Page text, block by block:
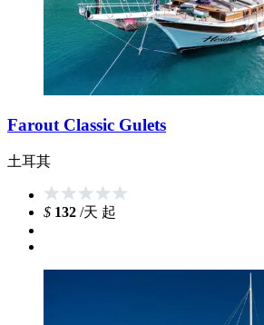
Farout Classic Gulets
土耳其
$ 132 /天 起